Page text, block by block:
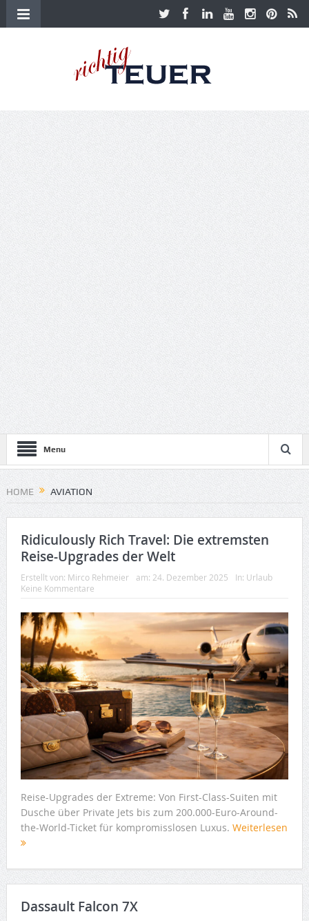
Menu
HOME AVIATION
Ridiculously Rich Travel: Die extremsten
Reise-Upgrades der Welt
Erstellt von: Mirco Rehmeier am: 24. Dezember 2025 In: Urlaub
Keine Kommentare
Reise-Upgrades der Extreme: Von First-Class-Suiten mit
Dusche über Private Jets bis zum 200.000-Euro-Around-
the-World-Ticket für kompromisslosen Luxus. Weiterlesen
Dassault Falcon 7X